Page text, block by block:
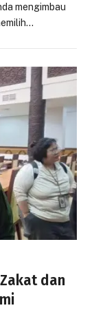
mengimbau
dan